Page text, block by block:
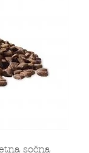
sočna